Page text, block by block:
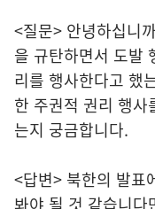
<질문> 안녕하십니
을 규탄하면서 도발
리를 행사한다고 했
한 주권적 권리 행사
는지 궁금합니다.
<답변> 북한의 발표
봐야 될 것 같습니다